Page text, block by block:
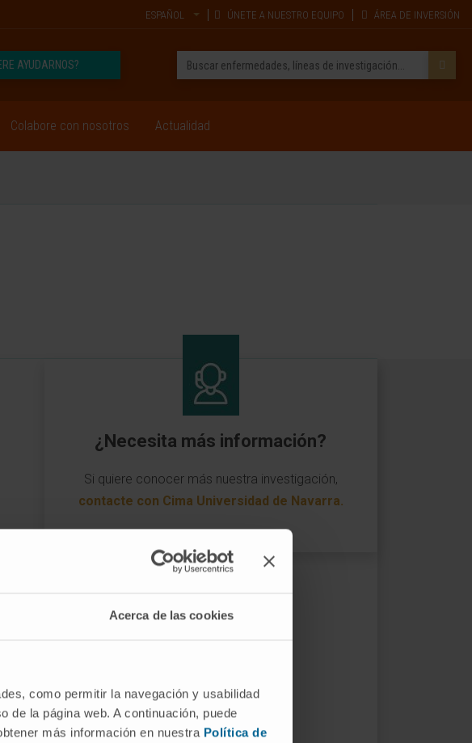
Acerca de las cookies
como permitir la navegación y usabilidad
de la página web. A continuación, puede
más información en nuestra Política de
ESPAÑOL ÚNETE A NUESTRO EQUIPO ÁREA DE INVERSIÓN
AYUDARNOS?
Colabore con nosotros Actualidad
¿Necesita más información?
Si quiere conocer más nuestra investigación,
contacte con Cima Universidad de Navarra.